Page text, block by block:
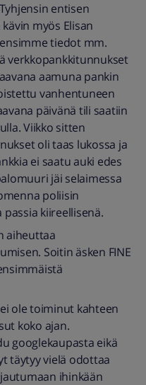
entisen
myös Elisan
tiedot mm.
verkkopankkitunnukset
aamuna pankin
vanhentuneen
päivänä tili saatiin
Viikko sitten
oli taas lukossa ja
ei saatu auki edes
jäi selaimessa
poliisin
kiireellisenä.
aiheuttaa
Soitin äsken FINE
ole toiminut kahteen
koko ajan.
googlekaupasta eikä
täytyy vielä odottaa
ihinkään